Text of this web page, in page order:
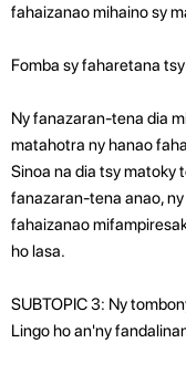
fahaizanao mihaino sy
Fomba sy faharetana
Ny fanazaran-tena dia
matahotra ny hanao
Sinoa na dia tsy matoky
fanazaran-tena anao,
fahaizanao
ho lasa.
SUBTOPIC 3: Ny
Lingo ho an'ny